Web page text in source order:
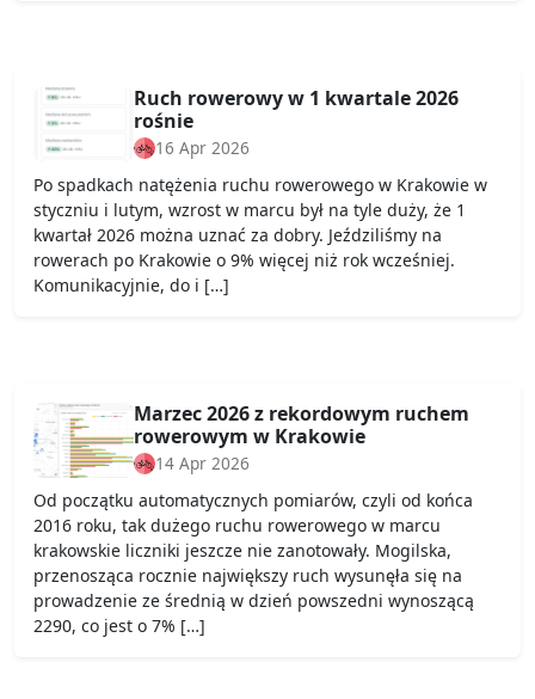
Ruch rowerowy w 1 kwartale 2026
rośnie
16 Apr 2026
Po spadkach natężenia ruchu rowerowego w Krakowie w
styczniu i lutym, wzrost w marcu był na tyle duży, że 1
kwartał 2026 można uznać za dobry. Jeździliśmy na
rowerach po Krakowie o 9% więcej niż rok wcześniej.
Komunikacyjnie, do i […]
Marzec 2026 z rekordowym ruchem
rowerowym w Krakowie
14 Apr 2026
Od początku automatycznych pomiarów, czyli od końca
2016 roku, tak dużego ruchu rowerowego w marcu
krakowskie liczniki jeszcze nie zanotowały. Mogilska,
przenosząca rocznie największy ruch wysunęła się na
prowadzenie ze średnią w dzień powszedni wynoszącą
2290, co jest o 7% […]